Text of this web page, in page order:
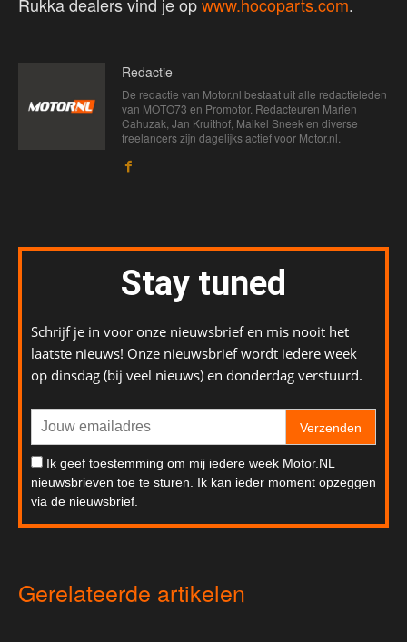
Redactie
De redactie van Motor.nl bestaat uit alle redactieleden
van MOTO73 en Promotor. Redacteuren Marien
Cahuzak, Jan Kruithof, Maikel Sneek en diverse
freelancers zijn dagelijks actief voor Motor.nl.
Stay tuned
Schrijf je in voor onze nieuwsbrief en mis nooit het
laatste nieuws! Onze nieuwsbrief wordt iedere week
op dinsdag (bij veel nieuws) en donderdag verstuurd.
Verzenden
Ik geef toestemming om mij iedere week Motor.NL
nieuwsbrieven toe te sturen. Ik kan ieder moment opzeggen
via de nieuwsbrief.
Gerelateerde artikelen